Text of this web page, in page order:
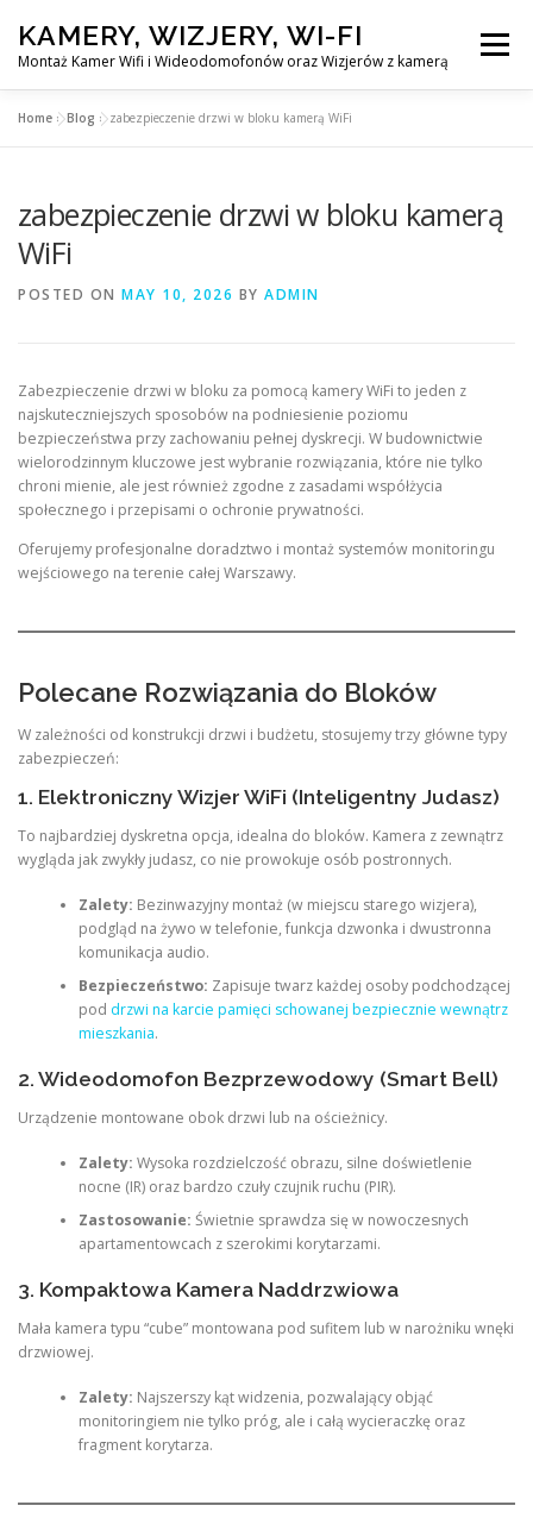
content
KAMERY, WIZJERY, WI-FI
Montaż Kamer Wifi i Wideodomofonów oraz Wizjerów z kamerą
Menu
MONTAŻ WIDEDOMOFONÓW
KONTAKT
EN
Home »Blog »zabezpieczenie drzwi w bloku kamerą WiFi
zabezpieczenie drzwi w bloku kamerą
WiFi
POSTED ON MAY 10, 2026 BY ADMIN
Zabezpieczenie drzwi w bloku za pomocą kamery WiFi to jeden z
najskuteczniejszych sposobów na podniesienie poziomu
bezpieczeństwa przy zachowaniu pełnej dyskrecji. W budownictwie
wielorodzinnym kluczowe jest wybranie rozwiązania, które nie tylko
chroni mienie, ale jest również zgodne z zasadami współżycia
społecznego i przepisami o ochronie prywatności.
Oferujemy profesjonalne doradztwo i montaż systemów monitoringu
wejściowego na terenie całej Warszawy.
Polecane Rozwiązania do Bloków
W zależności od konstrukcji drzwi i budżetu, stosujemy trzy główne typy
zabezpieczeń:
1. Elektroniczny Wizjer WiFi (Inteligentny Judasz)
To najbardziej dyskretna opcja, idealna do bloków. Kamera z zewnątrz
wygląda jak zwykły judasz, co nie prowokuje osób postronnych.
Zalety: Bezinwazyjny montaż (w miejscu starego wizjera),
podgląd na żywo w telefonie, funkcja dzwonka i dwustronna
komunikacja audio.
Bezpieczeństwo: Zapisuje twarz każdej osoby podchodzącej
pod drzwi na karcie pamięci schowanej bezpiecznie wewnątrz
mieszkania.
2. Wideodomofon Bezprzewodowy (Smart Bell)
Urządzenie montowane obok drzwi lub na ościeżnicy.
Zalety: Wysoka rozdzielczość obrazu, silne doświetlenie
nocne (IR) oraz bardzo czuły czujnik ruchu (PIR).
Zastosowanie: Świetnie sprawdza się w nowoczesnych
apartamentowcach z szerokimi korytarzami.
3. Kompaktowa Kamera Naddrzwiowa
Mała kamera typu “cube” montowana pod sufitem lub w narożniku wnęki
drzwiowej.
Zalety: Najszerszy kąt widzenia, pozwalający objąć
monitoringiem nie tylko próg, ale i całą wycieraczkę oraz
fragment korytarza.